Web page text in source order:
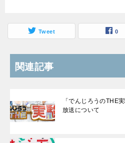
Tweet 0
関連記事
「でんじろうのTHE
放送について